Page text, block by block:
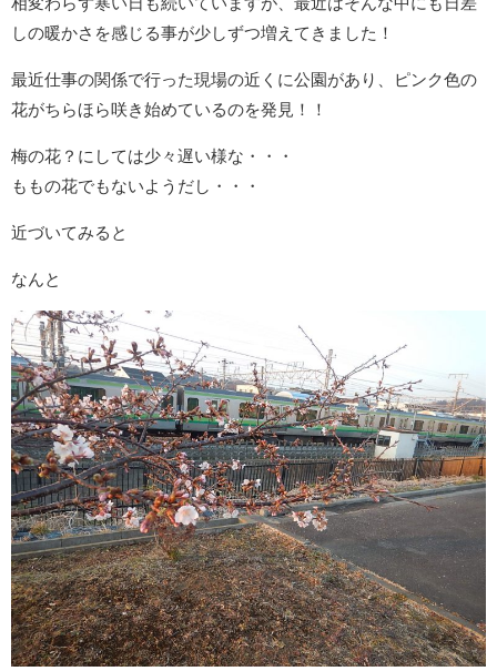
しの暖かさを感じる事が少しずつ増えてきました！
最近仕事の関係で行った現場の近くに公園があり、ピンク色の
花がちらほら咲き始めているのを発見！！
梅の花？にしては少々遅い様な・・・
ももの花でもないようだし・・・
近づいてみると
なんと